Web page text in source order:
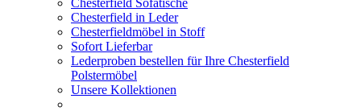
Chesterfield Sofatische
Chesterfield in Leder
Chesterfieldmöbel in Stoff
Sofort Lieferbar
Lederproben bestellen für Ihre Chesterfield
Polstermöbel
Unsere Kollektionen